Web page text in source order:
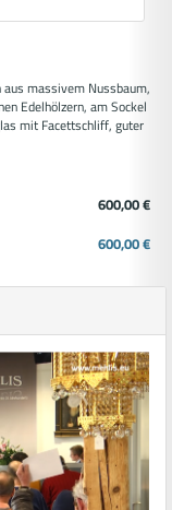
massivem Nussbaum,
Edelhölzern, am Sockel
mit Facettschliff, guter
600,00 €
600,00 €